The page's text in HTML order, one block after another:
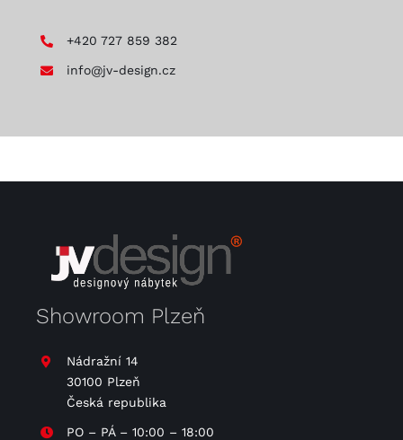
+420 727 859 382
info@jv-design.cz
Showroom Plzeň
Nádražní 14
30100 Plzeň
Česká republika
PO – PÁ – 10:00 – 18:00